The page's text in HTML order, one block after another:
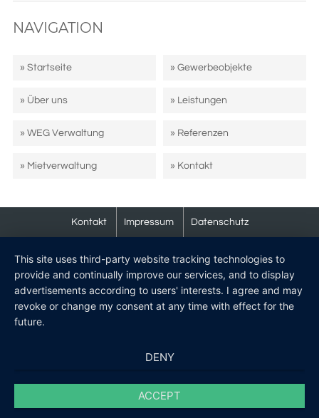
NAVIGATION
» Startseite
» Über uns
» WEG Verwaltung
» Mietverwaltung
» Gewerbeobjekte
» Leistungen
» Referenzen
» Kontakt
Kontakt Impressum Datenschutz
This site uses third-party website tracking technologies to
provide and continually improve our services, and to display
advertisements according to users' interests. I agree and may
revoke or change my consent at any time with effect for the
future.
DENY
ACCEPT